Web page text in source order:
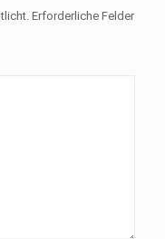
Erforderliche Felder